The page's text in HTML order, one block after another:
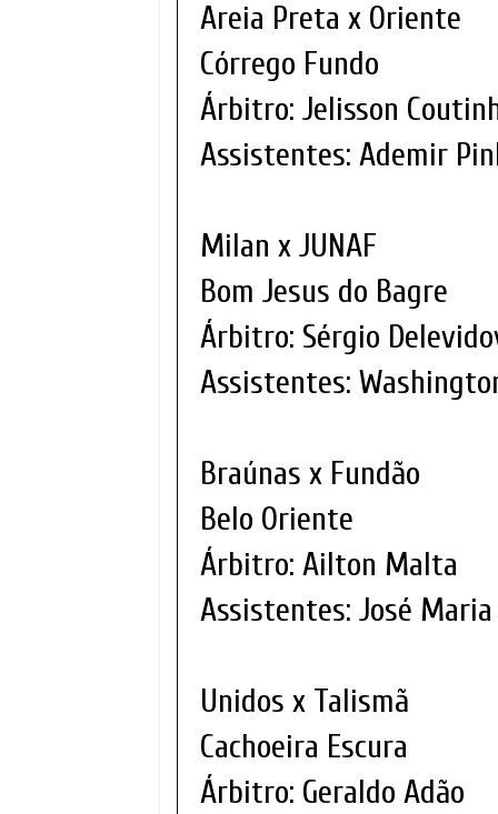
Areia Preta x Oriente
Córrego Fundo
Árbitro: Jelisson
Assistentes: Ademir
Milan x JUNAF
Bom Jesus do Bagre
Árbitro: Sérgio
Assistentes:
Braúnas x Fundão
Belo Oriente
Árbitro: Ailton Malta
Assistentes: José
Unidos x Talismã
Cachoeira Escura
Árbitro: Geraldo Adão